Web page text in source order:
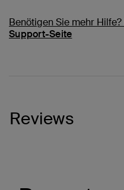
Benötigen Sie mehr Hilfe?
Support-Seite
Reviews